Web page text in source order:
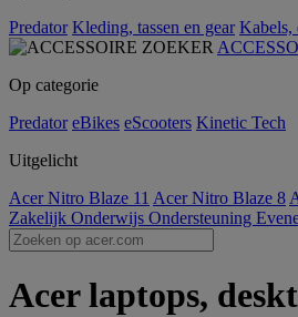
Predator Kleding, tassen en gear Kabels,
Op categorie
Predator eBikes eScooters Kinetic Tech
Uitgelicht
Acer Nitro Blaze 11 Acer Nitro Blaze 8
Zakelijk Onderwijs Ondersteuning
Acer laptops,